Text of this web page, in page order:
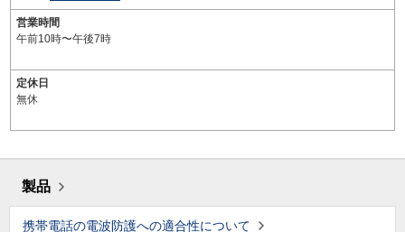
営業時間
午前10時〜午後7時
定休日
無休
製品
携帯電話の電波防護への適合性について